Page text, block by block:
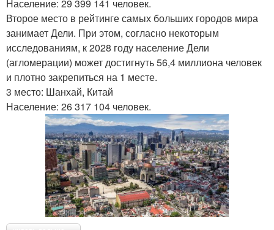
Население: 29 399 141 человек.
Второе место в рейтинге самых больших городов мира
занимает Дели. При этом, согласно некоторым
исследованиям, к 2028 году население Дели
(агломерации) может достигнуть 56,4 миллиона человек
и плотно закрепиться на 1 месте.
3 место: Шанхай, Китай
Население: 26 317 104 человек.